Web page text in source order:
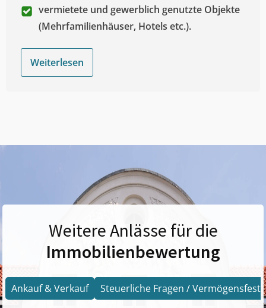
vermietete und gewerblich genutzte Objekte
(Mehrfamilienhäuser, Hotels etc.).
Weiterlesen
Weitere Anlässe für die
Immobilienbewertung
Ankauf & Verkauf Steuerliche Fragen /